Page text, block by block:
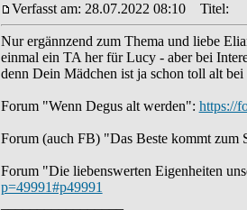
Verfasst am: 28.07.2022 08:10 Titel:
Nur ergännzend zum Thema und liebe
einmal ein TA her für Lucy - aber bei
denn Dein Mädchen ist ja schon toll alt
Forum "Wenn Degus alt werden": https://
Forum (auch FB) "Das Beste kommt zum
Forum "Die liebenswerten Eigenheiten
p=49991#p49991